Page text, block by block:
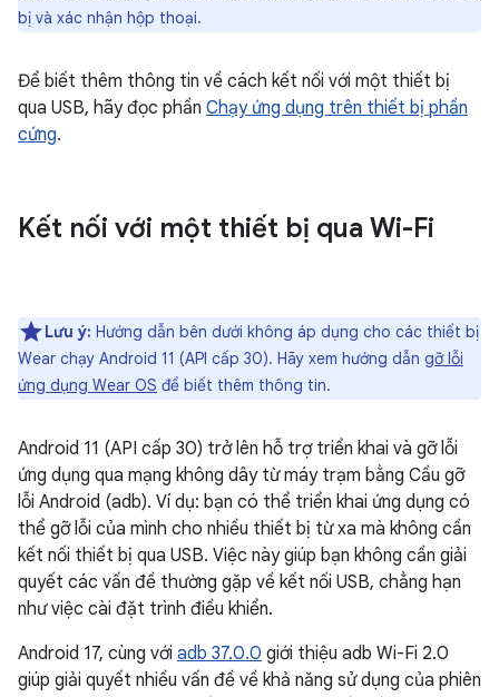
bị và xác nhận hộp thoại.
Để biết thêm thông tin về cách kết nối với một thiết bị
qua USB, hãy đọc phần Chạy ứng dụng trên thiết bị phần
cứng.
Kết nối với một thiết bị qua Wi-Fi
Lưu ý: Hướng dẫn bên dưới không áp dụng cho các thiết bị
Wear chạy Android 11 (API cấp 30). Hãy xem hướng dẫn gỡ lỗi
ứng dụng Wear OS để biết thêm thông tin.
Android 11 (API cấp 30) trở lên hỗ trợ triển khai và gỡ lỗi
ứng dụng qua mạng không dây từ máy trạm bằng Cầu gỡ
lỗi Android (adb). Ví dụ: bạn có thể triển khai ứng dụng có
thể gỡ lỗi của mình cho nhiều thiết bị từ xa mà không cần
kết nối thiết bị qua USB. Việc này giúp bạn không cần giải
quyết các vấn đề thường gặp về kết nối USB, chẳng hạn
như việc cài đặt trình điều khiển.
Android 17, cùng với adb 37.0.0 giới thiệu adb Wi-Fi 2.0
giúp giải quyết nhiều vấn đề về khả năng sử dụng của phiên